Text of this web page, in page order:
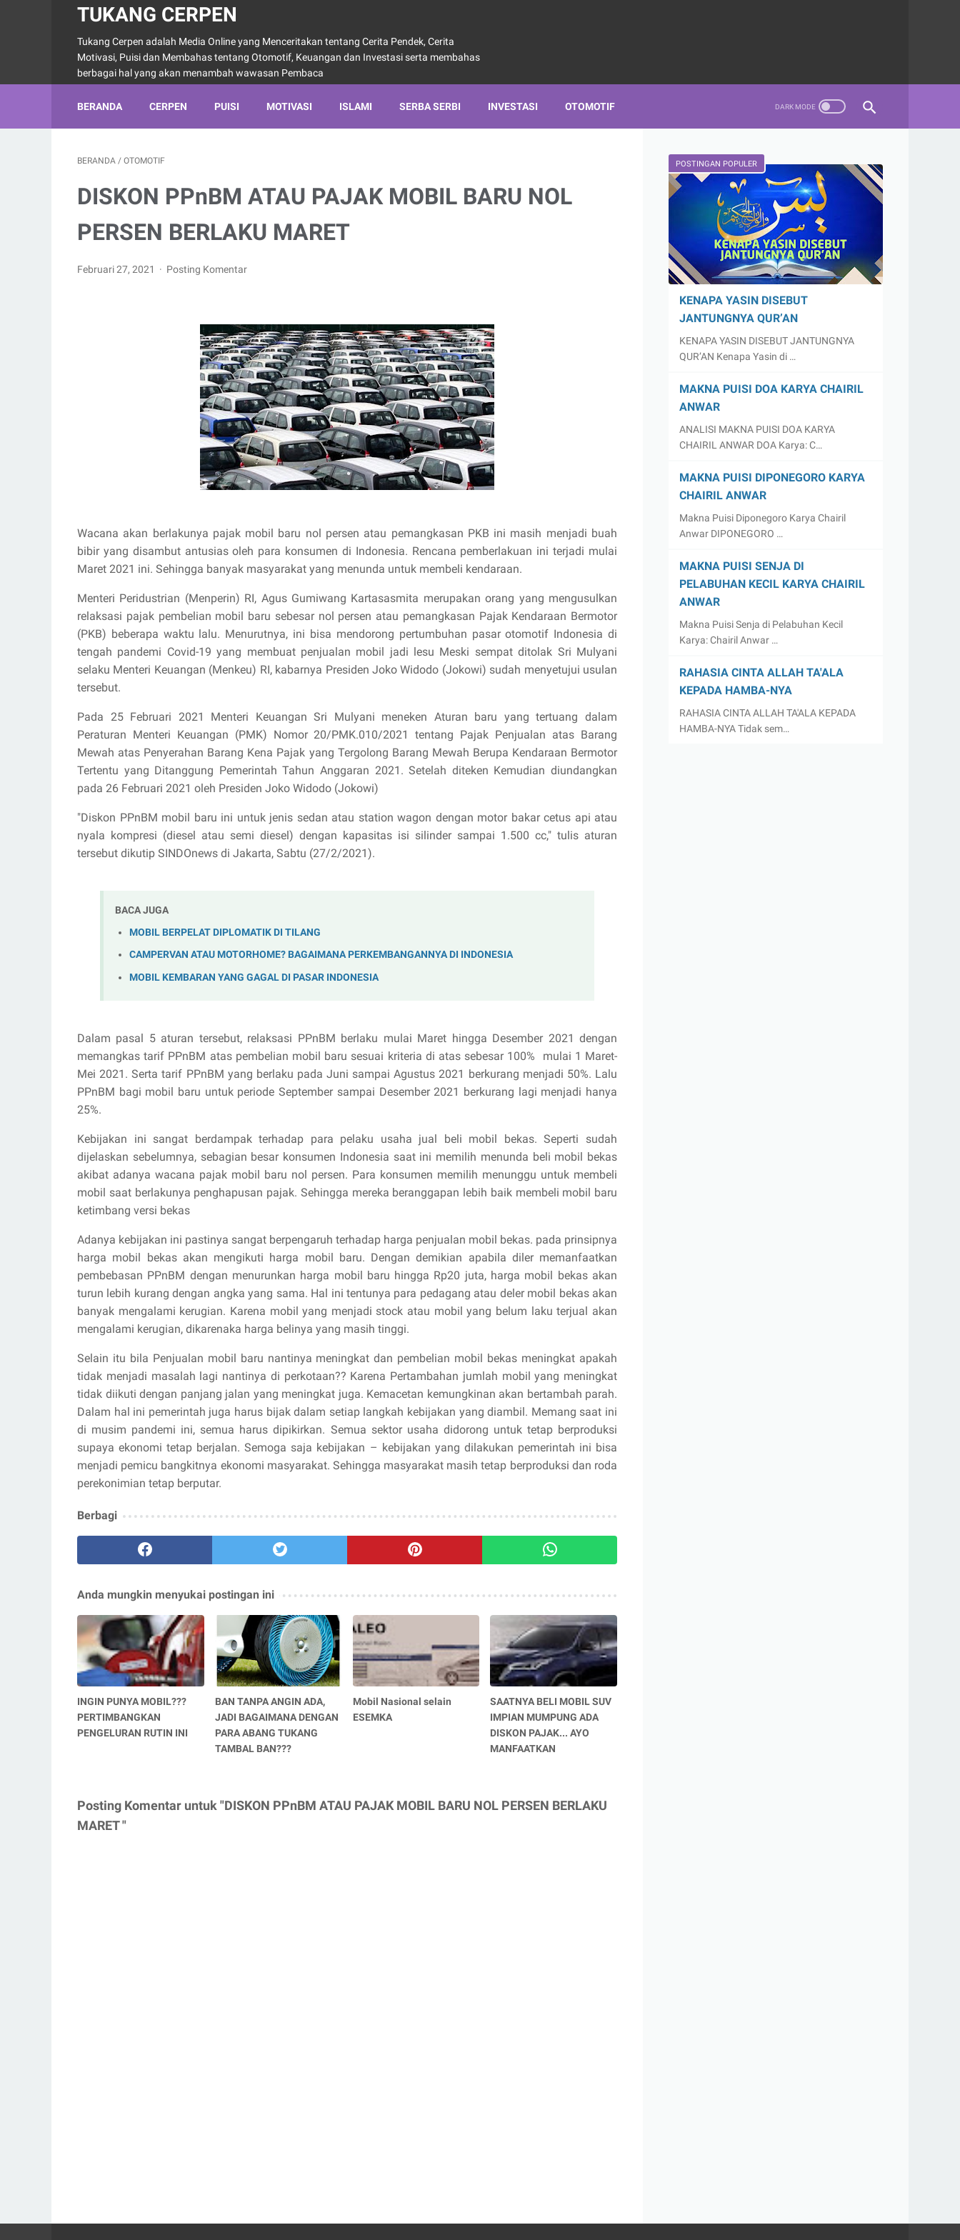
TUKANG CERPEN
Tukang Cerpen adalah Media Online yang Menceritakan tentang Cerita Pendek, Cerita
Motivasi, Puisi dan Membahas tentang Otomotif, Keuangan dan Investasi serta membahas
berbagai hal yang akan menambah wawasan Pembaca
BERANDA CERPEN PUISI MOTIVASI ISLAMI SERBA SERBI INVESTASI OTOMOTIF
BERANDA / OTOMOTIF
DISKON PPnBM ATAU PAJAK MOBIL BARU NOL
PERSEN BERLAKU MARET
Februari 27, 2021 Posting Komentar
Wacana akan berlakunya pajak mobil baru nol persen atau pemangkasan PKB ini masih menjadi buah
bibir yang disambut antusias oleh para konsumen di Indonesia. Rencana pemberlakuan ini terjadi mulai
Maret 2021 ini. Sehingga banyak masyarakat yang menunda untuk membeli kendaraan.
Menteri Peridustrian (Menperin) RI, Agus Gumiwang Kartasasmita merupakan orang yang mengusulkan
relaksasi pajak pembelian mobil baru sebesar nol persen atau pemangkasan Pajak Kendaraan Bermotor
(PKB) beberapa waktu lalu. Menurutnya, ini bisa mendorong pertumbuhan pasar otomotif Indonesia di
tengah pandemi Covid-19 yang membuat penjualan mobil jadi lesu Meski sempat ditolak Sri Mulyani
selaku Menteri Keuangan (Menkeu) RI, kabarnya Presiden Joko Widodo (Jokowi) sudah menyetujui usulan
tersebut.
Pada 25 Februari 2021 Menteri Keuangan Sri Mulyani meneken Aturan baru yang tertuang dalam
Peraturan Menteri Keuangan (PMK) Nomor 20/PMK.010/2021 tentang Pajak Penjualan atas Barang
Mewah atas Penyerahan Barang Kena Pajak yang Tergolong Barang Mewah Berupa Kendaraan Bermotor
Tertentu yang Ditanggung Pemerintah Tahun Anggaran 2021. Setelah diteken Kemudian diundangkan
pada 26 Februari 2021 oleh Presiden Joko Widodo (Jokowi)
"Diskon PPnBM mobil baru ini untuk jenis sedan atau station wagon dengan motor bakar cetus api atau
nyala kompresi (diesel atau semi diesel) dengan kapasitas isi silinder sampai 1.500 cc," tulis aturan
tersebut dikutip SINDOnews di Jakarta, Sabtu (27/2/2021).
BACA JUGA
MOBIL BERPELAT DIPLOMATIK DI TILANG
CAMPERVAN ATAU MOTORHOME? BAGAIMANA PERKEMBANGANNYA DI INDONESIA
MOBIL KEMBARAN YANG GAGAL DI PASAR INDONESIA
Dalam pasal 5 aturan tersebut, relaksasi PPnBM berlaku mulai Maret hingga Desember 2021 dengan
memangkas tarif PPnBM atas pembelian mobil baru sesuai kriteria di atas sebesar 100%
mulai 1 Maret-
Mei 2021. Serta tarif PPnBM yang berlaku pada Juni sampai Agustus 2021 berkurang menjadi 50%. Lalu
PPnBM bagi mobil baru untuk periode September sampai Desember 2021 berkurang lagi menjadi hanya
25%.
Kebijakan ini sangat berdampak terhadap para pelaku usaha jual beli mobil bekas. Seperti sudah
dijelaskan sebelumnya, sebagian besar konsumen Indonesia saat ini memilih menunda beli mobil bekas
akibat adanya wacana pajak mobil baru nol persen. Para konsumen memilih menunggu untuk membeli
mobil saat berlakunya penghapusan pajak. Sehingga mereka beranggapan lebih baik membeli mobil baru
ketimbang versi bekas
Adanya kebijakan ini pastinya sangat berpengaruh terhadap harga penjualan mobil bekas. pada prinsipnya
harga mobil bekas akan mengikuti harga mobil baru. Dengan demikian apabila diler memanfaatkan
pembebasan PPnBM dengan menurunkan harga mobil baru hingga Rp20 juta, harga mobil bekas akan
turun lebih kurang dengan angka yang sama. Hal ini tentunya para pedagang atau deler mobil bekas akan
banyak mengalami kerugian. Karena mobil yang menjadi stock atau mobil yang belum laku terjual akan
mengalami kerugian, dikarenaka harga belinya yang masih tinggi.
Selain itu bila Penjualan mobil baru nantinya meningkat dan pembelian mobil bekas meningkat apakah
tidak menjadi masalah lagi nantinya di perkotaan?? Karena Pertambahan jumlah mobil yang meningkat
tidak diikuti dengan panjang jalan yang meningkat juga. Kemacetan kemungkinan akan bertambah parah.
Dalam hal ini pemerintah juga harus bijak dalam setiap langkah kebijakan yang diambil. Memang saat ini
di musim pandemi ini, semua harus dipikirkan. Semua sektor usaha didorong untuk tetap berproduksi
supaya ekonomi tetap berjalan. Semoga saja kebijakan – kebijakan yang dilakukan pemerintah ini bisa
menjadi pemicu bangkitnya ekonomi masyarakat. Sehingga masyarakat masih tetap berproduksi dan roda
perekonimian tetap berputar.
Berbagi
Anda mungkin menyukai postingan ini
INGIN PUNYA MOBIL???
PERTIMBANGKAN
PENGELURAN RUTIN INI
BAN TANPA ANGIN ADA,
JADI BAGAIMANA DENGAN
PARA ABANG TUKANG
TAMBAL BAN???
Mobil Nasional selain
ESEMKA
SAATNYA BELI MOBIL SUV
IMPIAN MUMPUNG ADA
DISKON PAJAK... AYO
MANFAATKAN
Posting Komentar untuk "DISKON PPnBM ATAU PAJAK MOBIL BARU NOL PERSEN BERLAKU
MARET "
POSTINGAN POPULER
KENAPA YASIN DISEBUT
JANTUNGNYA QUR’AN
KENAPA YASIN DISEBUT JANTUNGNYA
QUR’AN Kenapa Yasin di …
MAKNA PUISI DOA KARYA CHAIRIL
ANWAR
ANALISI MAKNA PUISI DOA KARYA
CHAIRIL ANWAR DOA Karya: C…
MAKNA PUISI DIPONEGORO KARYA
CHAIRIL ANWAR
Makna Puisi Diponegoro Karya Chairil
Anwar DIPONEGORO …
MAKNA PUISI SENJA DI
PELABUHAN KECIL KARYA CHAIRIL
ANWAR
Makna Puisi Senja di Pelabuhan Kecil
Karya: Chairil Anwar …
RAHASIA CINTA ALLAH TA'ALA
KEPADA HAMBA-NYA
RAHASIA CINTA ALLAH TA'ALA KEPADA
HAMBA-NYA Tidak sem…